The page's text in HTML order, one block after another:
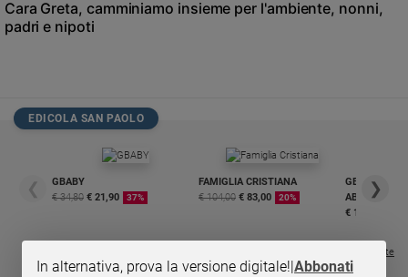
giustizia
Sport
Papa
Chiesa
spiritualità
Cara Greta, camminiamo insieme per l'ambiente, nonni,
padri e nipoti
EDICOLA SAN PAOLO
❮
GBABY
€ 34,80 € 21,90 37%
FAMIGLIA CRISTIANA
€ 104,00 € 83,00 20%
GBABY
€ 16,99
❯
Visualizza tutte le riviste
In alternativa, prova la versione digitale!|Abbonati